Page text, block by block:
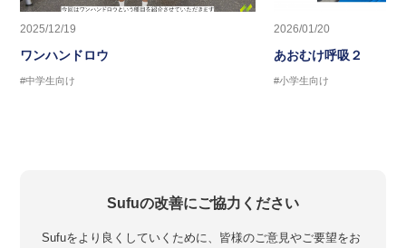
2025/12/19
ワンハンドロウ
#中学生向け
2026/01/20
あおむけ呼吸２
#小学生向け
Sufuの改善にご協力ください
Sufuをより良くしていくために、皆様のご意見やご要望をお